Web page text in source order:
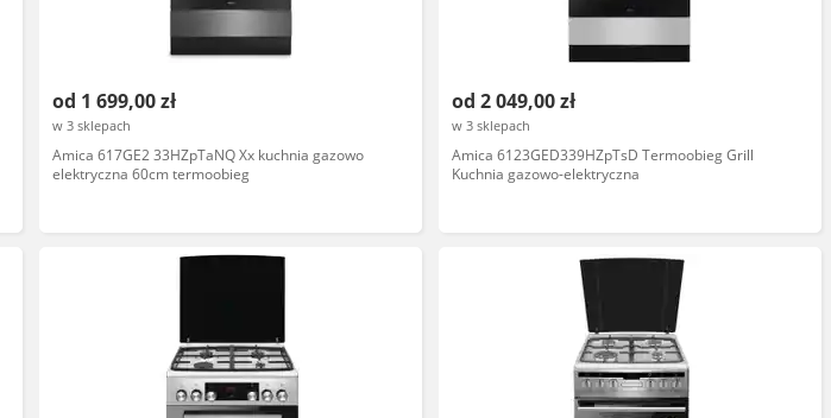
od 1 699,00 zł
w 3 sklepach
Amica 617GE2 33HZpTaNQ Xx kuchnia gazowo
elektryczna 60cm termoobieg
od 2 049,00 zł
w 3 sklepach
Amica 6123GED339HZpTsD Termoobieg Grill
Kuchnia gazowo-elektryczna